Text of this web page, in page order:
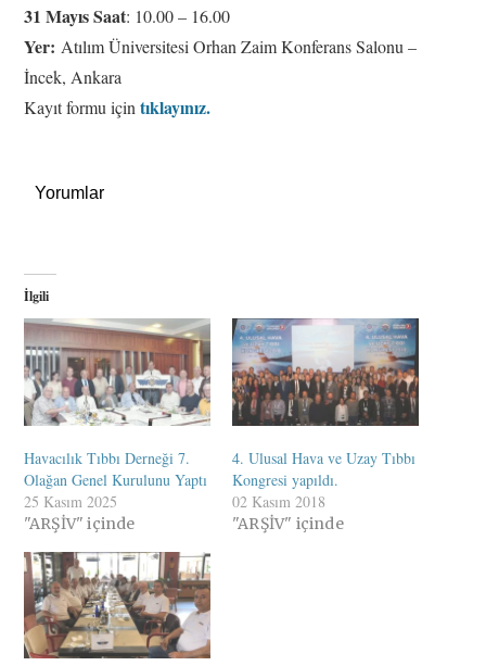
31 Mayıs Saat: 10.00 – 16.00
Yer: Atılım Üniversitesi Orhan Zaim Konferans Salonu –
İncek, Ankara
Kayıt formu içintıklayınız.
Yorumlar
İlgili
Havacılık Tıbbı Derneği 7.
Olağan Genel Kurulunu Yaptı
25 Kasım 2025
"ARŞİV" içinde
4. Ulusal Hava ve Uzay Tıbbı
Kongresi yapıldı.
02 Kasım 2018
"ARŞİV" içinde